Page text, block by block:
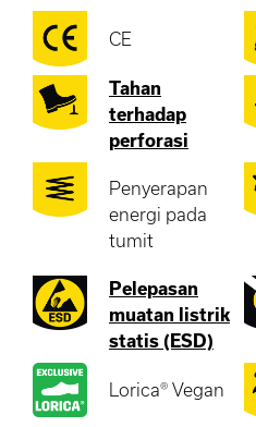
CE
Tahan
terhadap
perforasi
Penyerapan
energi pada
tumit
Pelepasan
muatan listrik
statis (ESD)
Lorica® Vegan